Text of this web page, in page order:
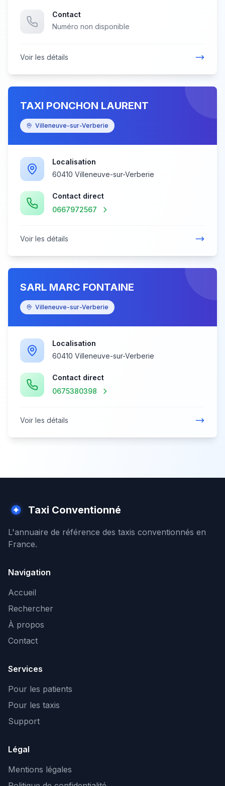
Contact
Numéro non disponible
Voir les détails
TAXI PONCHON LAURENT
Villeneuve-sur-Verberie
Localisation
60410 Villeneuve-sur-Verberie
Contact direct
0667972567
Voir les détails
SARL MARC FONTAINE
Villeneuve-sur-Verberie
Localisation
60410 Villeneuve-sur-Verberie
Contact direct
0675380398
Voir les détails
Taxi Conventionné
L'annuaire de référence des taxis conventionnés en
France.
Navigation
Accueil
Rechercher
À propos
Contact
Services
Pour les patients
Pour les taxis
Support
Légal
Mentions légales